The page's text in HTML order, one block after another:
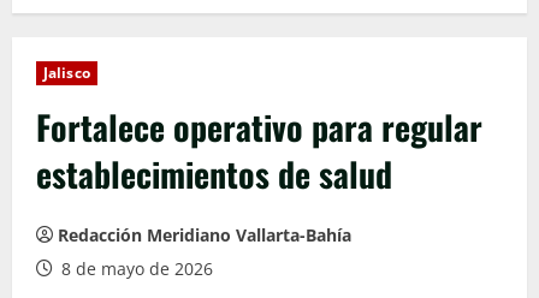
Jalisco
Fortalece operativo para regular
establecimientos de salud
Redacción Meridiano Vallarta-Bahía
8 de mayo de 2026